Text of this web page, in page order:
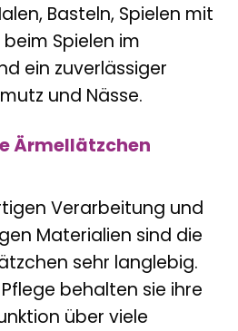
Basteln, Spielen mit
Spielen im
ein zuverlässiger
und Nässe.
Ärmellätzchen
Verarbeitung und
Materialien sind die
sehr langlebig.
behalten sie ihre
über viele